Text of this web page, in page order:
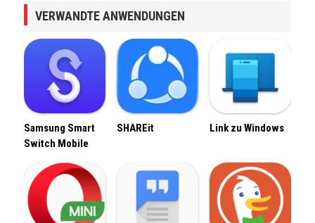
VERWANDTE ANWENDUNGEN
Samsung Smart
Switch Mobile
SHAREit Link zu Windows